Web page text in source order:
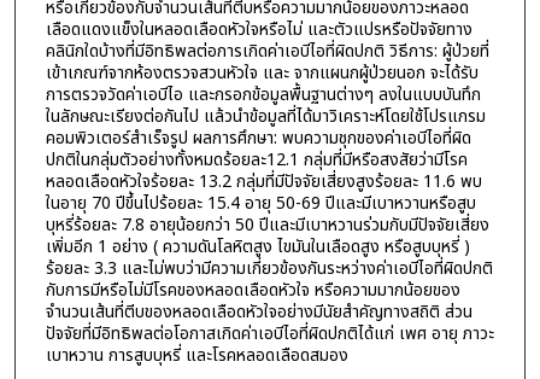
หรือเกี่ยวข้องกับจำนวนเส้นที่ตีบหรือความมากน้อยของภาวะหลอด
เลือดแดงแข็งในหลอดเลือดหัวใจหรือไม่ และตัวแปรหรือปัจจัยทาง
คลินิกใดบ้างที่มีอิทธิพลต่อการเกิดค่าเอบีไอที่ผิดปกติ วิธีการ: ผู้ป่วยที่
เข้าเกณฑ์จากห้องตรวจสวนหัวใจ และ จากแผนกผู้ป่วยนอก จะได้รับ
การตรวจวัดค่าเอบีไอ และกรอกข้อมูลพื้นฐานต่างๆ ลงในแบบบันทึก
ในลักษณะเรียงต่อกันไป แล้วนำข้อมูลที่ได้มาวิเคราะห์โดยใช้โปรแกรม
คอมพิวเตอร์สำเร็จรูป ผลการศึกษา: พบความชุกของค่าเอบีไอที่ผิด
ปกติในกลุ่มตัวอย่างทั้งหมดร้อยละ12.1 กลุ่มที่มีหรือสงสัยว่ามีโรค
หลอดเลือดหัวใจร้อยละ 13.2 กลุ่มที่มีปัจจัยเสี่ยงสูงร้อยละ 11.6 พบ
ในอายุ 70 ปีขึ้นไปร้อยละ 15.4 อายุ 50-69 ปีและมีเบาหวานหรือสูบ
บุหรี่ร้อยละ 7.8 อายุน้อยกว่า 50 ปีและมีเบาหวานร่วมกับมีปัจจัยเสี่ยง
เพิ่มอีก 1 อย่าง ( ความดันโลหิตสูง ไขมันในเลือดสูง หรือสูบบุหรี่ )
ร้อยละ 3.3 และไม่พบว่ามีความเกี่ยวข้องกันระหว่างค่าเอบีไอที่ผิดปกติ
กับการมีหรือไม่มีโรคของหลอดเลือดหัวใจ หรือความมากน้อยของ
จำนวนเส้นที่ตีบของหลอดเลือดหัวใจอย่างมีนัยสำคัญทางสถิติ ส่วน
ปัจจัยที่มีอิทธิพลต่อโอกาสเกิดค่าเอบีไอที่ผิดปกติได้แก่ เพศ อายุ ภาวะ
เบาหวาน การสูบบุหรี่ และโรคหลอดเลือดสมอง